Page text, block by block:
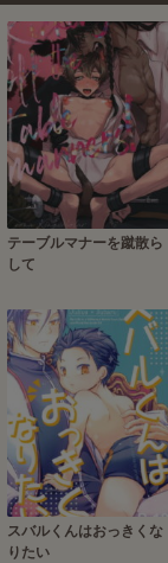
テーブルマナーを蹴散ら
して
スバルくんはおっきくな
りたい